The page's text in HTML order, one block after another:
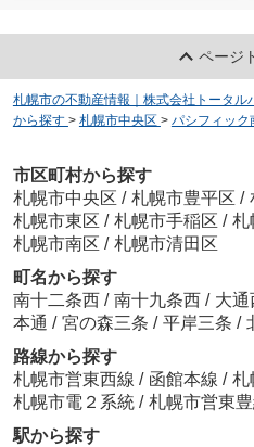
ページ
札幌市の不動産情報｜株式会社トータル
から探す > 札幌市中央区 > パシフィック
市区町村から探す
札幌市中央区 / 札幌市豊平区 /
札幌市東区 / 札幌市手稲区 / 札
札幌市南区 / 札幌市清田区
町名から探す
南十二条西 / 南十九条西 / 大通
本通 / 宮の森三条 / 平岸三条 /
路線から探す
札幌市営東西線 / 函館本線 / 札
札幌市電２系統 / 札幌市営東
駅から探す